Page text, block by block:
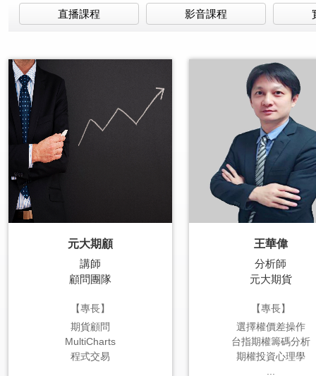
直播課程 影音課程
元大期顧
講師
顧問團隊
【專長】
期貨顧問
MultiCharts
程式交易
王華偉
分析師
元大期貨
【專長】
選擇權價差操作
台指期權籌碼分析
期權投資心理學